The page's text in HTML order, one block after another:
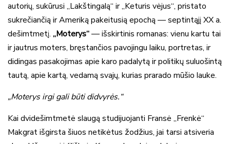
autorių, sukūrusi „Lakštingalą“ ir „Keturis vėjus“, pristato
sukrečiančią ir Ameriką pakeitusią epochą — septintąjį XX a.
dešimtmetį. „Moterys“— išskirtinis romanas: vienu kartu tai
ir jautrus moters, bręstančios pavojingu laiku, portretas, ir
didingas pasakojimas apie karo padalytą ir politikų suluošintą
tautą, apie kartą, vedamą svajų, kurias prarado mūšio lauke.
„Moterys irgi gali būti didvyrės.“
Kai dvidešimtmetė slaugą studijuojanti Fransė „Frenkė“
Makgrat išgirsta šiuos netikėtus žodžius, jai tarsi atsiveria